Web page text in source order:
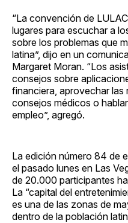
“La convención de
lugares para escuchar a
sobre los problemas que
latina”, dijo en un
Margaret Moran. “Los
consejos sobre
financiera, aprovechar las
consejos médicos o
empleo”, agregó.
La edición número 84 de
el pasado lunes en Las
de 20.000 participantes
La “capital del
es una de las zonas de
dentro de la población